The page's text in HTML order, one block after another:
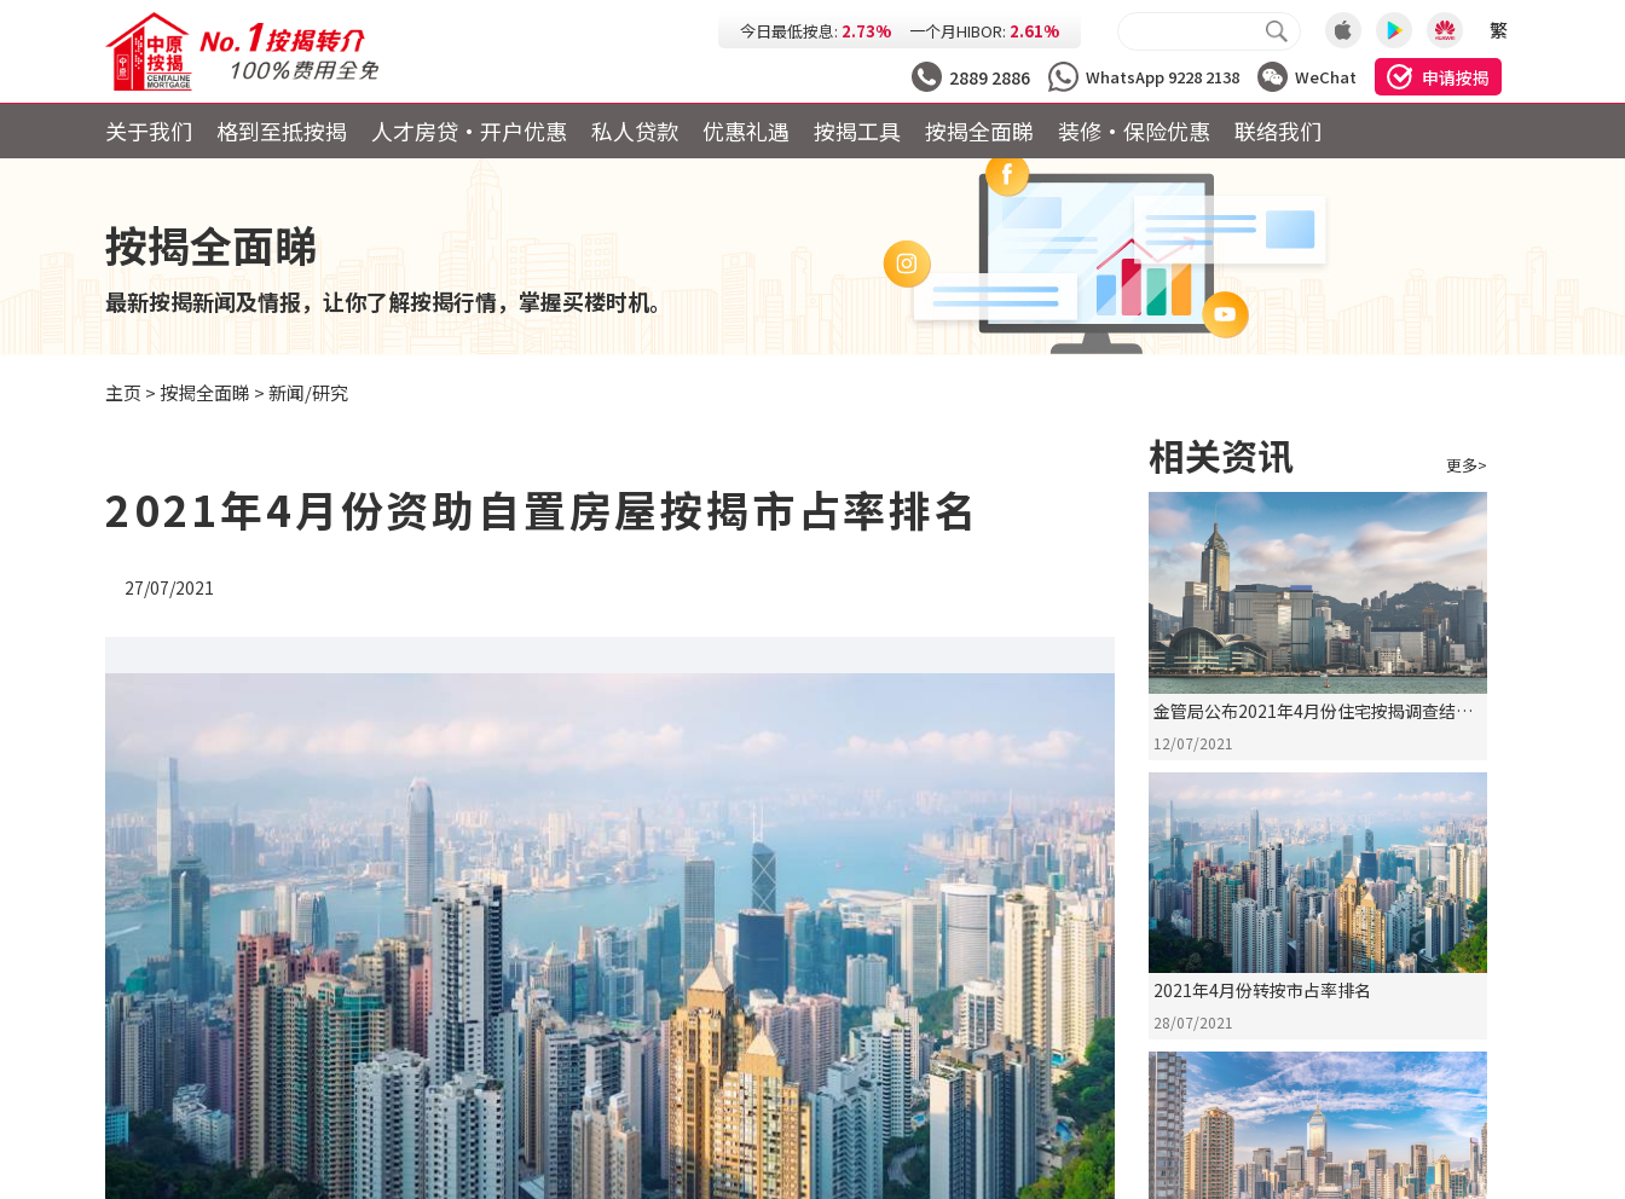
今日最低P按: 今日最低H按:
繁
2889 2886 WhatsApp 9228 2138 WeChat 申请按揭
关于我们 格到至抵按揭 人才房贷・开户优惠 私人贷款 优惠礼遇 按揭工具 按揭全面睇 装修·保险优惠 联络我们
按揭全面睇
最新按揭新闻及情报，让你了解按揭行情，掌握买楼时机。
主页 >按揭全面睇 >新闻/研究
2021年4月份资助自置房屋按揭市占率排名
27/07/2021
相关资讯 更多>
金管局公布2021年4月份住宅按揭调查结果
评析
12/07/2021
2021年4月份转按市占率排名
28/07/2021